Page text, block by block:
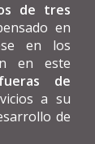
de tres
en
en los
en este
de
a su
de